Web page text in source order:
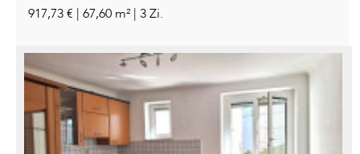
917,73 € | 67,60 m² | 3 Zi.